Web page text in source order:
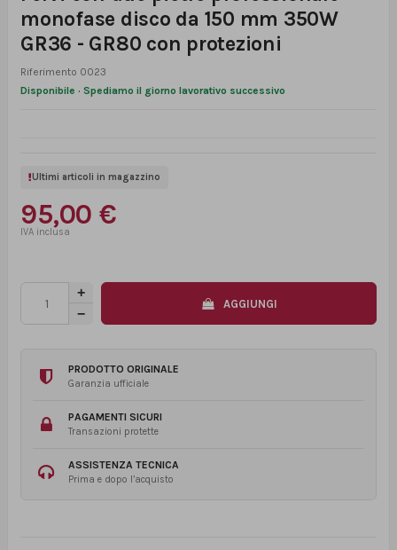
monofase disco da 150 mm 350W
GR36 - GR80 con protezioni
Riferimento 0023
Disponibile · Spediamo il giorno lavorativo successivo
Ultimi articoli in magazzino
95,00 €
AGGIUNGI
PRODOTTO ORIGINALE
Garanzia ufficiale
PAGAMENTI SICURI
Transazioni protette
ASSISTENZA TECNICA
Prima e dopo l’acquisto